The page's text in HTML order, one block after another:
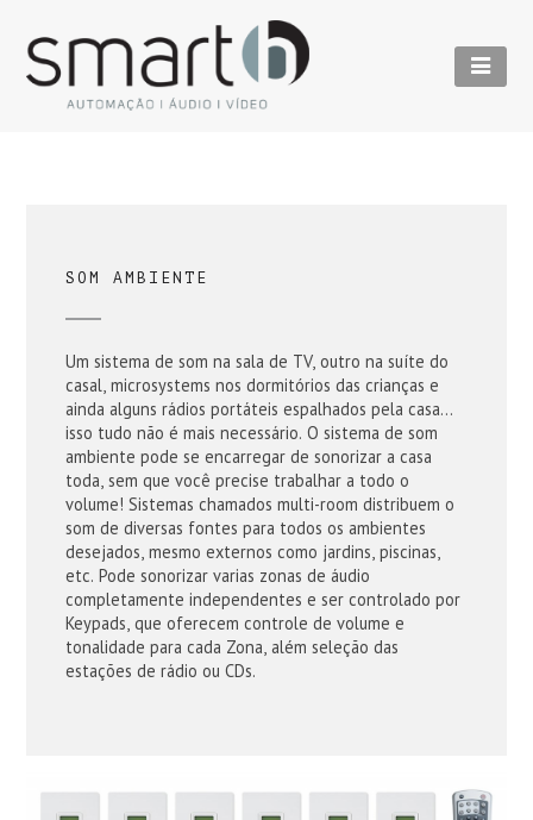
SOM AMBIENTE
Um sistema de som na sala de TV, outro na suíte do
casal, microsystems nos dormitórios das crianças e
ainda alguns rádios portáteis espalhados pela casa…
isso tudo não é mais necessário. O sistema de som
ambiente pode se encarregar de sonorizar a casa
toda, sem que você precise trabalhar a todo o
volume! Sistemas chamados multi-room distribuem o
som de diversas fontes para todos os ambientes
desejados, mesmo externos como jardins, piscinas,
etc. Pode sonorizar varias zonas de áudio
completamente independentes e ser controlado por
Keypads, que oferecem controle de volume e
tonalidade para cada Zona, além seleção das
estações de rádio ou CDs.